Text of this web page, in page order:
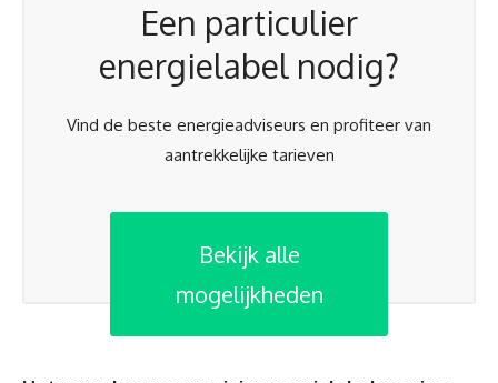
Een particulier
energielabel nodig?
Vind de beste energieadviseurs en profiteer van
aantrekkelijke tarieven
Bekijk alle
mogelijkheden